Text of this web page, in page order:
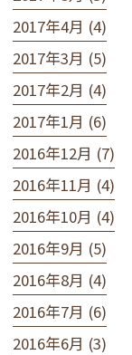
2017年4月 (4)
2017年3月 (5)
2017年2月 (4)
2017年1月 (6)
2016年12月 (7)
2016年11月 (4)
2016年10月 (4)
2016年9月 (5)
2016年8月 (4)
2016年7月 (6)
2016年6月 (3)